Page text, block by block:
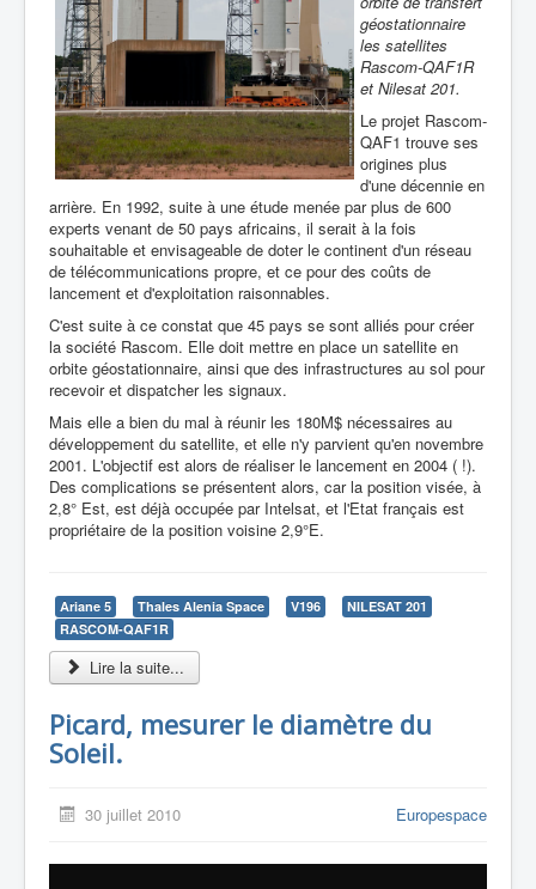
géostationnaire
les satellites
Rascom-QAF1R
et Nilesat 201.
Le projet Rascom-
QAF1 trouve ses
origines plus
d'une décennie en
arrière. En 1992, suite à une étude menée par plus de 600
experts venant de 50 pays africains, il serait à la fois
souhaitable et envisageable de doter le continent d'un réseau
de télécommunications propre, et ce pour des coûts de
lancement et d'exploitation raisonnables.
C'est suite à ce constat que 45 pays se sont alliés pour créer
la société Rascom. Elle doit mettre en place un satellite en
orbite géostationnaire, ainsi que des infrastructures au sol pour
recevoir et dispatcher les signaux.
Mais elle a bien du mal à réunir les 180M$ nécessaires au
développement du satellite, et elle n'y parvient qu'en novembre
2001. L'objectif est alors de réaliser le lancement en 2004 ( !).
Des complications se présentent alors, car la position visée, à
2,8° Est, est déjà occupée par Intelsat, et l'Etat français est
propriétaire de la position voisine 2,9°E.
Ariane 5 Thales Alenia Space V196
NILESAT 201
RASCOM-QAF1R
Lire la suite...
Picard, mesurer le diamètre du
Soleil.
30 juillet 2010 Europespace